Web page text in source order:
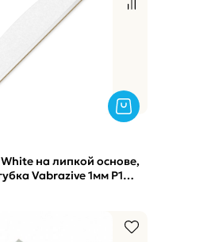
на липкой основе,
Vabrazive 1мм P180